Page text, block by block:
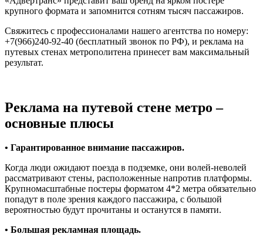
крупного формата и запомнится сотням тысяч пассажиров.
Свяжитесь с профессионалами нашего агентства по номеру:
+7(966)240-92-40 (бесплатный звонок по РФ), и реклама на
путевых стенах метрополитена принесет вам максимальный
результат.
Реклама на путевой стене метро –
основные плюсы
• Гарантированное внимание пассажиров.
Когда люди ожидают поезда в подземке, они волей-неволей
рассматривают стены, расположенные напротив платформы.
Крупномасштабные постеры форматом 4*2 метра обязательно
попадут в поле зрения каждого пассажира, с большой
вероятностью будут прочитаны и останутся в памяти.
• Большая рекламная площадь.